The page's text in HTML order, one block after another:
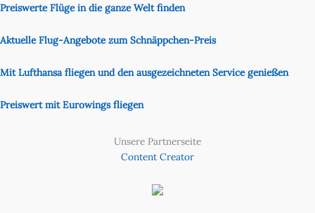
Preiswerte Flüge in die ganze Welt finden
Aktuelle Flug-Angebote zum Schnäppchen-Preis
Mit Lufthansa fliegen und den ausgezeichneten Service genießen
Preiswert mit Eurowings fliegen
Unsere Partnerseite
Content Creator